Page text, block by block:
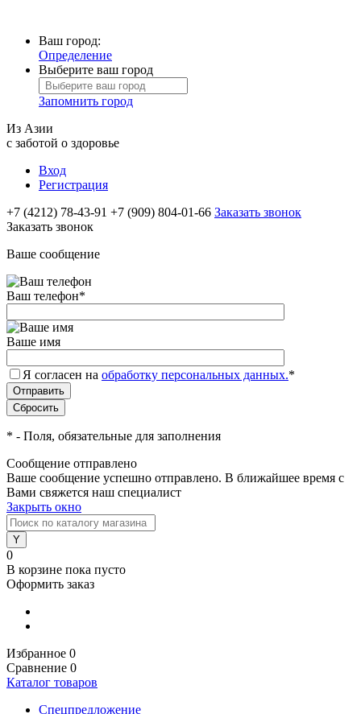
Ваш город:
Определение
Выберите ваш город
Запомнить город
Из Азии
с заботой о здоровье
Вход
Регистрация
+7 (4212) 78-43-91 +7 (909) 804-01-66 Заказать звонок
Заказать звонок
Ваше сообщение
Ваш телефон*
Ваше имя
Я согласен на обработку персональных данных.*
* - Поля, обязательные для заполнения
Сообщение отправлено
Ваше сообщение успешно отправлено. В ближайшее время с
Вами свяжется наш специалист
Закрыть окно
0
В корзине пока пусто
Оформить заказ
Избранное 0
Сравнение 0
Каталог товаров
Спецпредложение